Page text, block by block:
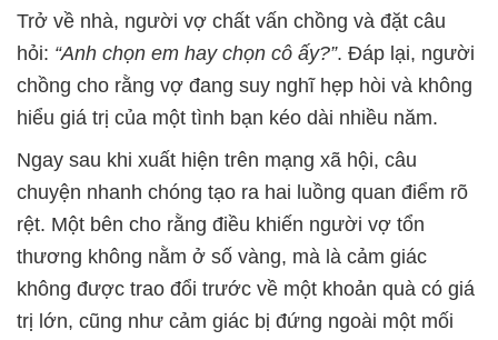
Trở về nhà, người vợ chất vấn chồng và đặt câu
hỏi: “Anh chọn em hay chọn cô ấy?”. Đáp lại, người
chồng cho rằng vợ đang suy nghĩ hẹp hòi và không
hiểu giá trị của một tình bạn kéo dài nhiều năm.
Ngay sau khi xuất hiện trên mạng xã hội, câu
chuyện nhanh chóng tạo ra hai luồng quan điểm rõ
rệt. Một bên cho rằng điều khiến người vợ tổn
thương không nằm ở số vàng, mà là cảm giác
không được trao đổi trước về một khoản quà có giá
trị lớn, cũng như cảm giác bị đứng ngoài một mối